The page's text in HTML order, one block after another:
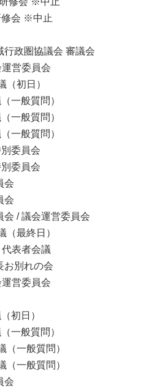
修会 ※中止
行政圏協議会 審議会
営委員会
（初日）
一般質問）
一般質問）
一般質問）
委員会
委員会
会
会
/ 議会運営委員会
（最終日）
表者会議
お別れの会
営委員会
初日）
一般質問）
（一般質問）
（一般質問）
会